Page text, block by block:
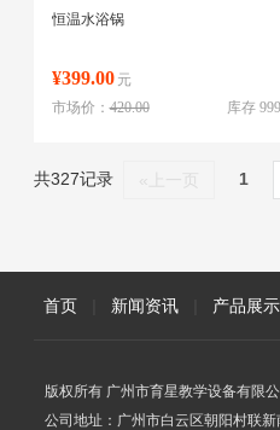
恒温水浴锅
¥399.00 元
库存 999
市场价：420.00
共327记录 «上一页 1
首页 新闻资讯 产品展示
版权所有 广州市育星教学设备有限公
公司地址：广州市白云区朝阳村联新